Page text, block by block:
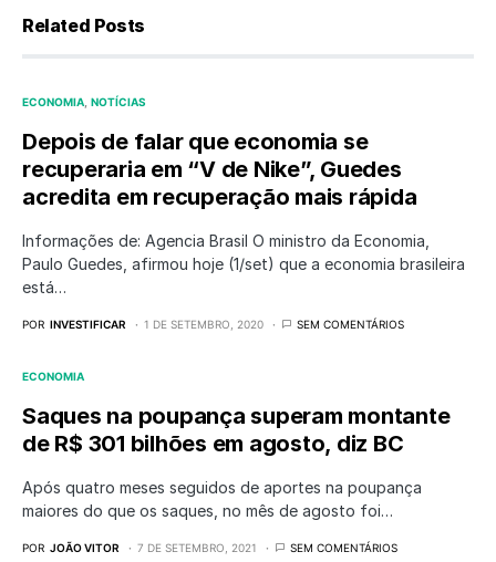
Related Posts
ECONOMIA NOTÍCIAS
Depois de falar que economia se
recuperaria em “V de Nike”, Guedes
acredita em recuperação mais rápida
Informações de: Agencia Brasil O ministro da Economia,
Paulo Guedes, afirmou hoje (1/set) que a economia brasileira
está…
POR INVESTIFICAR 1 DE SETEMBRO, 2020 SEM COMENTÁRIOS
ECONOMIA
Saques na poupança superam montante
de R$ 301 bilhões em agosto, diz BC
Após quatro meses seguidos de aportes na poupança
maiores do que os saques, no mês de agosto foi…
POR JOÃO VITOR 7 DE SETEMBRO, 2021 SEM COMENTÁRIOS